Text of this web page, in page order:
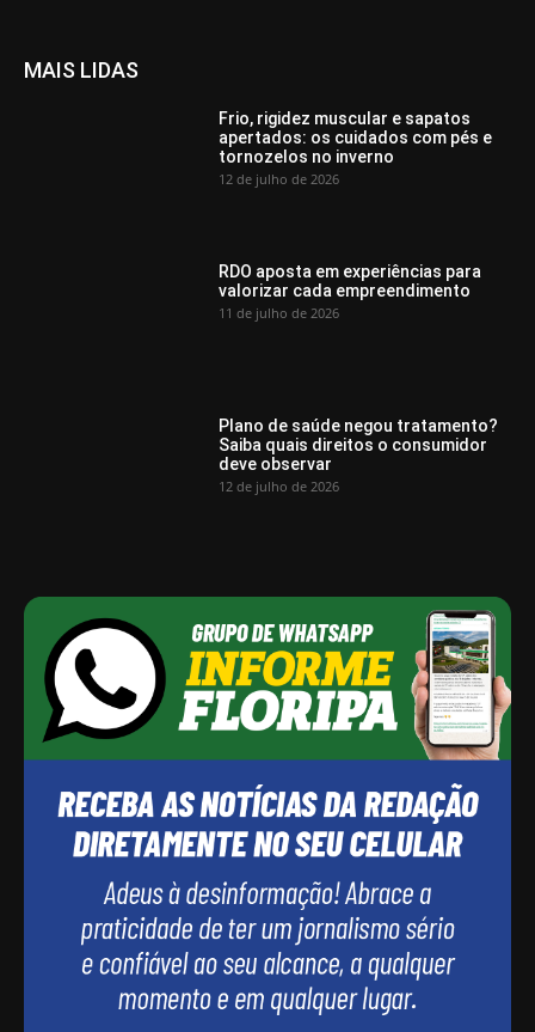
MAIS LIDAS
Frio, rigidez muscular e sapatos
apertados: os cuidados com pés e
tornozelos no inverno
12 de julho de 2026
RDO aposta em experiências para
valorizar cada empreendimento
11 de julho de 2026
Plano de saúde negou tratamento?
Saiba quais direitos o consumidor
deve observar
12 de julho de 2026